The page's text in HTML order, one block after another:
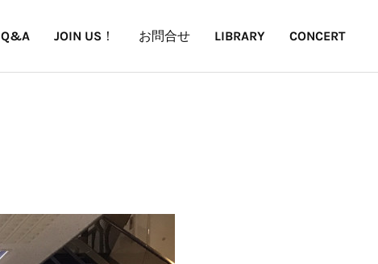
Q&A JOIN US！ お問合せ LIBRARY CONCERT